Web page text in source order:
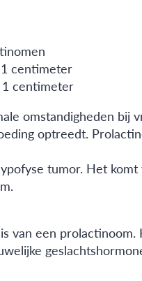
centimeter
centimeter
omstandigheden bij
optreedt.
tumor. Het
van een